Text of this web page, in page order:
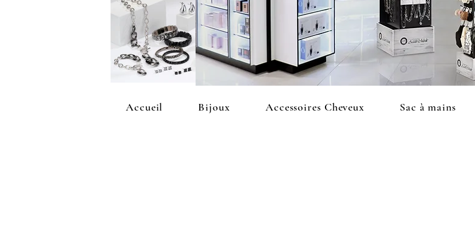
Accueil Bijoux Accessoires Cheveux Sac à mains